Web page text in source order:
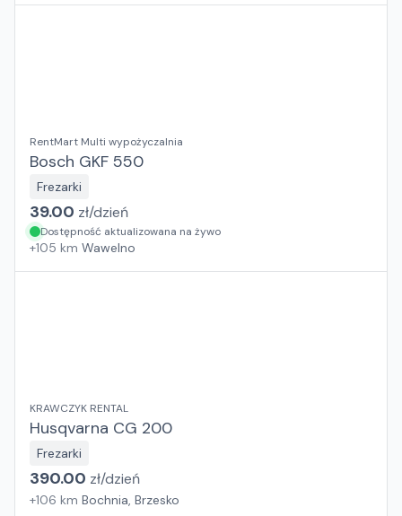
RentMart Multi wypożyczalnia
Bosch GKF 550
Frezarki
39.00 zł/dzień
Dostępność aktualizowana na żywo
+105 km Wawelno
KRAWCZYK RENTAL
Husqvarna CG 200
Frezarki
390.00 zł/dzień
+106 km Bochnia, Brzesko